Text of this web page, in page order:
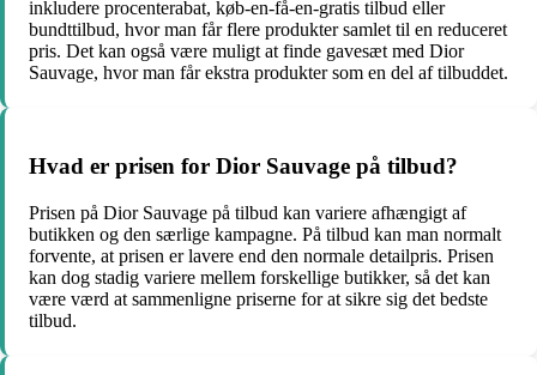
inkludere procenterabat, køb-en-få-en-gratis tilbud eller
bundttilbud, hvor man får flere produkter samlet til en reduceret
pris. Det kan også være muligt at finde gavesæt med Dior
Sauvage, hvor man får ekstra produkter som en del af tilbuddet.
Hvad er prisen for Dior Sauvage på tilbud?
Prisen på Dior Sauvage på tilbud kan variere afhængigt af
butikken og den særlige kampagne. På tilbud kan man normalt
forvente, at prisen er lavere end den normale detailpris. Prisen
kan dog stadig variere mellem forskellige butikker, så det kan
være værd at sammenligne priserne for at sikre sig det bedste
tilbud.